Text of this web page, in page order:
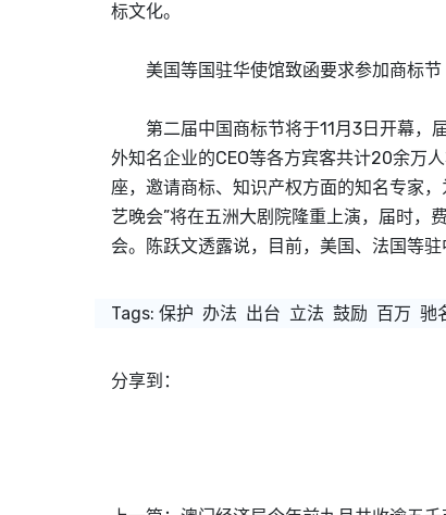
标文化。
美国等国驻华使馆致函要求参加商标节
第二届中国 商标节将于11月3日开幕，
外知名企业的CEO等各方宾客共计20余万人
座，邀请商标、知识产权方面的知名专家
艺晚会”将在五洲大剧院隆重上演，届时，
会。陈跃文透露说，目前，美国、法国等
Tags: 保护 办法 出台 立法 鼓励 百万 驰
分享到：